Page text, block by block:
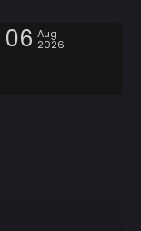
06 Aug
2026